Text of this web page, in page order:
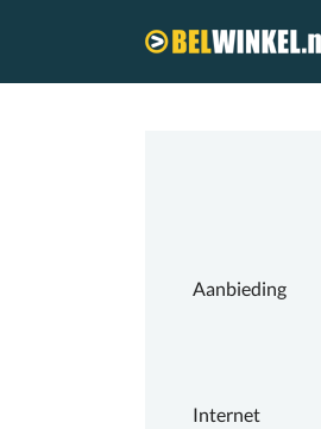
Aanbieding
Internet